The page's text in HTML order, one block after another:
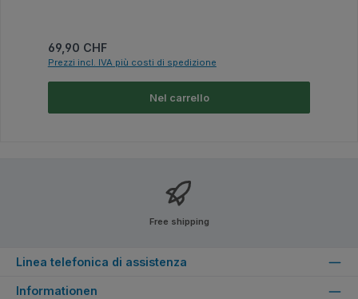
Prezzo normale:
69,90 CHF
Prezzi incl. IVA più costi di spedizione
Nel carrello
Free shipping
Linea telefonica di assistenza
Informationen